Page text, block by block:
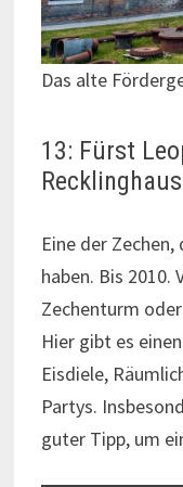
Das alte
13: Fürst
Eine der
haben. Bis 2010.
Zechenturm
Hier gibt es
Eisdiele,
Partys.
guter Tipp, um